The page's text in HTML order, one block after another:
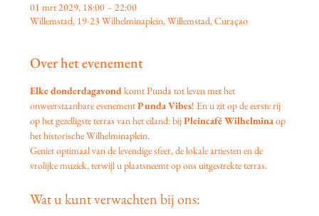
01 mrt 2029, 18:00 – 22:00
Willemstad, 19-23 Wilhelminaplein, Willemstad, Curaçao
Over het evenement
Elke donderdagavond komt Punda tot leven met het
onweerstaanbare evenement Punda Vibes! En u zit op de eerste rij
op het gezelligste terras van het eiland: bij Pleincafé Wilhelmina op
het historische Wilhelminaplein.
Geniet optimaal van de levendige sfeer, de lokale artiesten en de
vrolijke muziek, terwijl u plaatsneemt op ons uitgestrekte terras.
Wat u kunt verwachten bij ons: